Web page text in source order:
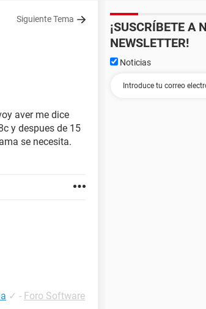
Siguiente Tema
aver me dice
y despues de 15
se necesita.
✓ - Foro Software
¡SUSCRÍBETE A
NEWSLETTER!
Noticias